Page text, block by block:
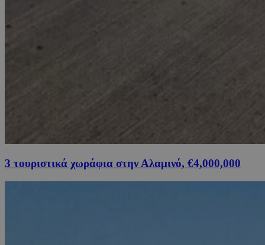
3 τουριστικά χωράφια στην Αλαμινό, €4,000,000